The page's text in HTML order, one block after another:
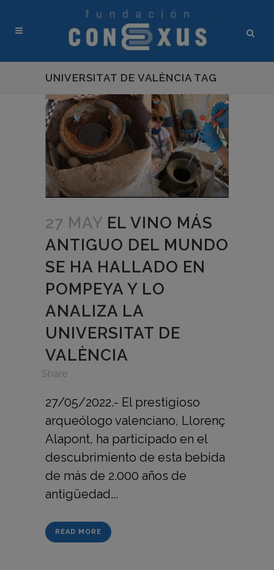
UNIVERSITAT DE VALÈNCIA TAG
27 MAY EL VINO MÁS
ANTIGUO DEL MUNDO
SE HA HALLADO EN
POMPEYA Y LO
ANALIZA LA
UNIVERSITAT DE
VALÈNCIA
Share
27/05/2022.- El prestigioso
arqueólogo valenciano, Llorenç
Alapont, ha participado en el
descubrimiento de esta bebida
de más de 2.000 años de
antigüedad...
READ MORE